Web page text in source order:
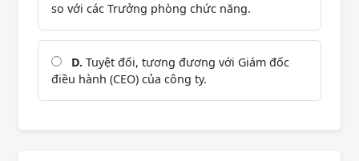
so với các Trưởng phòng chức năng.
D. Tuyệt đối, tương đương với Giám đốc
điều hành (CEO) của công ty.